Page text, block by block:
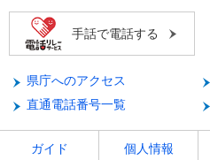
手話で電話する
県庁へのアクセス
直通電話番号一覧
ガイド
個人情報